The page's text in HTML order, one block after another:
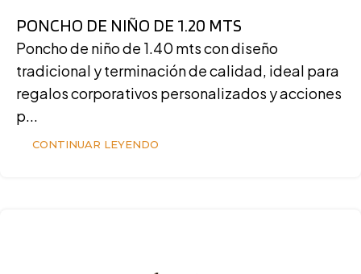
PONCHO DE NIÑO DE 1.20 MTS
Poncho de niño de 1.40 mts con diseño
tradicional y terminación de calidad, ideal para
regalos corporativos personalizados y acciones
p...
CONTINUAR LEYENDO